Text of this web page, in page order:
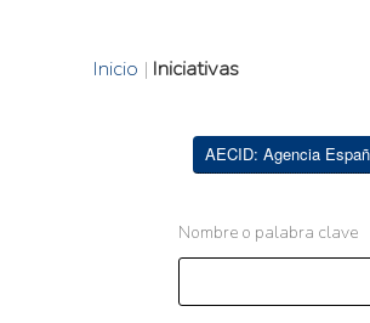
Inicio | Iniciativas
AECID: Agencia
Nombre o palabra clave